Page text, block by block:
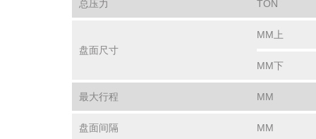
总压力 TON
盘面尺寸
MM上
MM下
最大行程 MM
盘面间隔 MM